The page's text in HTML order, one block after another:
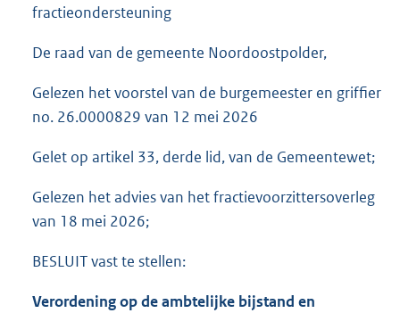
fractieondersteuning
De raad van de gemeente Noordoostpolder,
Gelezen het voorstel van de burgemeester en griffier
no. 26.0000829 van 12 mei 2026
Gelet op artikel 33, derde lid, van de Gemeentewet;
Gelezen het advies van het fractievoorzittersoverleg
van 18 mei 2026;
BESLUIT vast te stellen:
Verordening op de ambtelijke bijstand en